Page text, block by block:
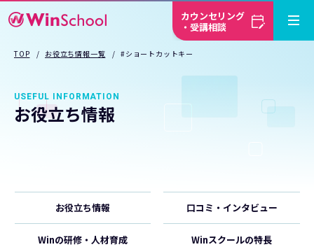
カウンセリング
・受講相談
TOP お役立ち情報一覧 #ショートカットキー
USEFUL INFORMATION
お役立ち情報
お役立ち情報 口コミ・インタビュー
Winの研修・人材育成 Winスクールの特長